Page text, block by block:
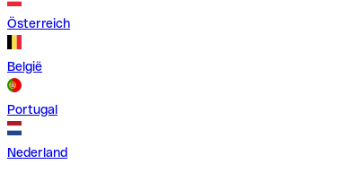
Österreich
België
Portugal
Nederland